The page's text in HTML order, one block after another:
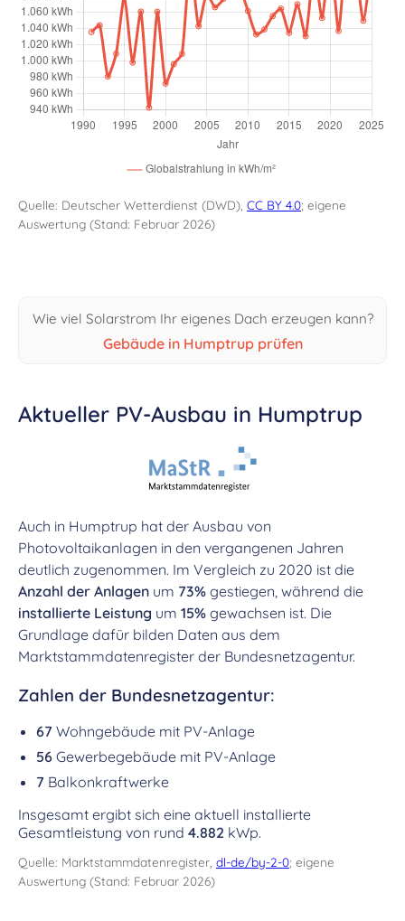
Quelle: Deutscher Wetterdienst (DWD), CC BY 4.0; eigene
Auswertung (Stand: Februar 2026)
Wie viel Solarstrom Ihr eigenes Dach erzeugen kann?
Gebäude in Humptrup prüfen
Aktueller PV-Ausbau in Humptrup
Auch in Humptrup hat der Ausbau von
Photovoltaikanlagen in den vergangenen Jahren
deutlich zugenommen. Im Vergleich zu 2020 ist die
Anzahl der Anlagen um 73% gestiegen, während die
installierte Leistung um 15% gewachsen ist. Die
Grundlage dafür bilden Daten aus dem
Marktstammdatenregister der Bundesnetzagentur.
Zahlen der Bundesnetzagentur:
67 Wohngebäude mit PV-Anlage
56 Gewerbegebäude mit PV-Anlage
7 Balkonkraftwerke
Insgesamt ergibt sich eine aktuell installierte
Gesamtleistung von rund 4.882 kWp.
Quelle: Marktstammdatenregister, dl-de/by-2-0; eigene
Auswertung (Stand: Februar 2026)